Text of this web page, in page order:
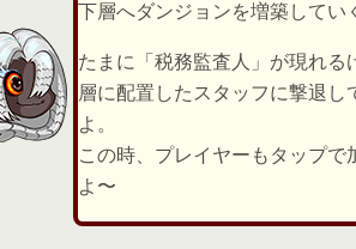
下層へダンジョンを増築してい
たまに「税務監査人」が現れる
層に配置したスタッフに撃退し
よ。
この時、プレイヤーもタップで
よ〜